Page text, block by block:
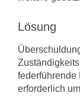
Lösung
federführende
erforderlich